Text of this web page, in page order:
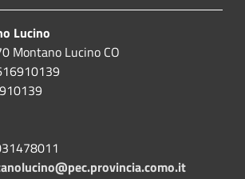
Lucino
Montano Lucino CO